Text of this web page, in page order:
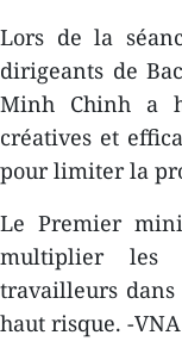
Lors de la
dirigeants de
Minh Chinh a
créatives et
pour limiter la
Le Premier
multiplier les
travailleurs
haut risque. -VNA